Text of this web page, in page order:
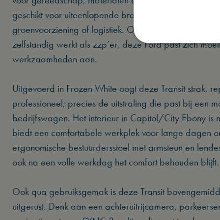
geschikt voor uiteenlopende branches zoals
groenvoorziening of logistiek. Of u nu met uw team
zelfstandig werkt als zzp’er, deze Ford past zich
werkzaamheden aan.
Uitgevoerd in Frozen White oogt deze Transit strak,
professioneel; precies de uitstraling die past bij een
bedrijfswagen. Het interieur in Capitol/City Ebony is
biedt een comfortabele werkplek voor lange dagen
ergonomische bestuurdersstoel met armsteun en
ook na een volle werkdag het comfort behouden blijft.
Ook qua gebruiksgemak is deze Transit
uitgerust. Denk aan een achteruitrijcamera,